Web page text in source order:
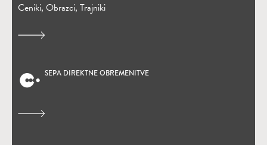
Ceniki, Obrazci, Trajniki
SEPA DIREKTNE OBREMENITVE
(Odpre se v novem oknu)